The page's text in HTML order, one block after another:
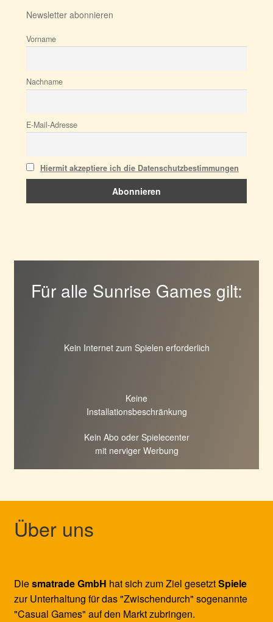
Newsletter abonnieren
Vorname
Nachname
E-Mail-Adresse
Hiermit akzeptiere ich die Datenschutzbestimmungen
Für alle Sunrise Games gilt:
Kein Internet zum Spielen erforderlich
Keine
Installationsbeschränkung
Kein Abo oder Spielecenter
mit nerviger Werbung
Über uns
Diesmatrade GmbH hat sich zum Ziel gesetztSpiele
zur Unterhaltung für das "Zwischendurch" sogenannte
"Casual Games" auf den Markt zubringen.